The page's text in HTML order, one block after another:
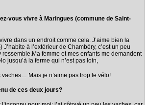
vous vivre à Maringues (commune de Saint-
dans un endroit comme cela. J’aime bien la
J’habite à l’extérieur de Chambéry, c’est un peu
ressemble.Ma femme et mes enfants me demandent
jusqu’à la ferme qui n’est pas loin,
Mais je n’aime pas trop le vélo!
de ces deux jours?